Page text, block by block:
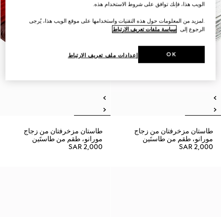
طاستان مزخرفتان من زجاج
مورانو، طقم من طاستَين
SAR 2,000
طاستان مزخرفتان من زجاج
مورانو، طقم من طاستَين
SAR 2,000
الويب هذا، فإنك توافق على شروط الاستخدام هذه.
.لمزيد من المعلومات حول هذه التقنيات واستخدامها على موقع الويب هذا، يُرجى
الرجوع إلى سياسة ملفات تعريف الارتباط
إعدادات ملف تعريف الارتباط OK